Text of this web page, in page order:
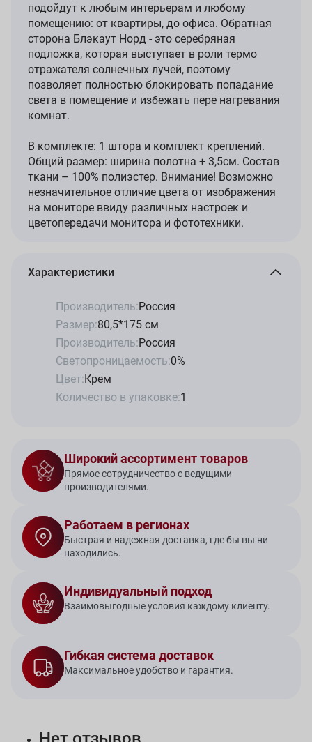
подойдут к любым интерьерам и любому
помещению: от квартиры, до офиса. Обратная
сторона Блэкаут Норд - это серебряная
подложка, которая выступает в роли термо
отражателя солнечных лучей, поэтому
позволяет полностью блокировать попадание
света в помещение и избежать пере нагревания
комнат.
В комплекте: 1 штора и комплект креплений.
Общий размер: ширина полотна + 3,5см. Состав
ткани – 100% полиэстер. Внимание! Возможно
незначительное отличие цвета от изображения
на мониторе ввиду различных настроек и
цветопередачи монитора и фототехники.
Характеристики
Производитель:Россия
Размер:80,5*175 см
Производитель:Россия
Светопроницаемость:0%
Цвет:Крем
Количество в упаковке:1
Широкий ассортимент товаров
Прямое сотрудничество с ведущими
производителями.
Работаем в регионах
Быстрая и надежная доставка, где бы вы ни
находились.
Индивидуальный подход
Взаимовыгодные условия каждому клиенту.
Гибкая система доставок
Максимальное удобство и гарантия.